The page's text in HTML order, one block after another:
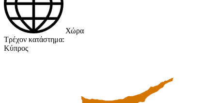
Χώρα
Τρέχον κατάστημα:
Κύπρος